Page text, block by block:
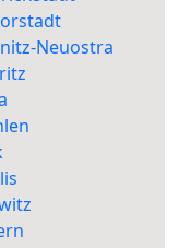
Neuostra